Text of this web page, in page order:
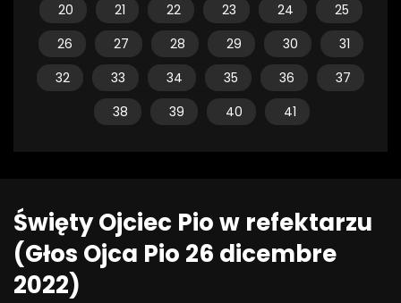
20
21 22 23 24
25
26
27 28 29 30
31
32
33 34 35 36
37
38
39 40 41
Święty Ojciec Pio w refektarzu
(Głos Ojca Pio 26 dicembre
2022)